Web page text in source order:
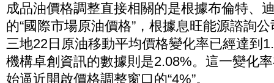
成品油價格調整直接相關的是根據布倫特、
的“國際市場原油價格”，根據息旺能源諮詢
三地22日原油移動平均價格變化率已經達到
機構卓創資訊的數據則是2.08%。這一變化
始逼近開啟價格調整窗口的“4%”。